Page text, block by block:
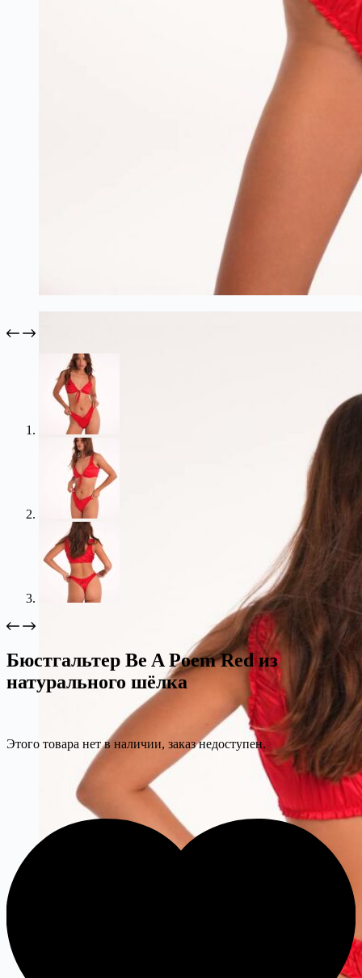
Бюстгальтер Be A Poem Red из
натурального шёлка
Этого товара нет в наличии, заказ недоступен.